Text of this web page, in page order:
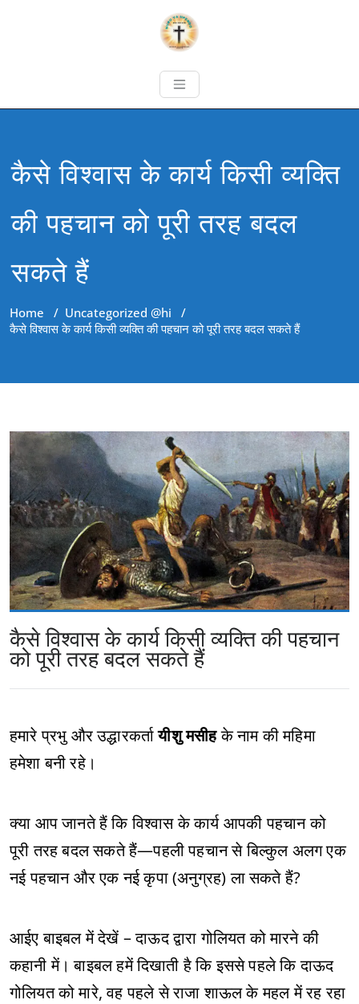
कैसे विश्वास के कार्य किसी व्यक्ति
की पहचान को पूरी तरह बदल
सकते हैं
Home / Uncategorized @hi /
कैसे विश्वास के कार्य किसी व्यक्ति की पहचान को पूरी तरह बदल सकते हैं
कैसे विश्वास के कार्य किसी व्यक्ति की पहचान
को पूरी तरह बदल सकते हैं
हमारे प्रभु और उद्धारकर्तायीशु मसीहके नाम की महिमा
हमेशा बनी रहे।
क्या आप जानते हैं कि विश्वास के कार्य आपकी पहचान को
पूरी तरह बदल सकते हैं—पहली पहचान से बिल्कुल अलग एक
नई पहचान और एक नई कृपा (अनुग्रह) ला सकते हैं?
आईए बाइबल में देखें – दाऊद द्वारा गोलियत को मारने की
कहानी में। बाइबल हमें दिखाती है कि इससे पहले कि दाऊद
गोलियत को मारे, वह पहले से राजा शाऊल के महल में रह रहा